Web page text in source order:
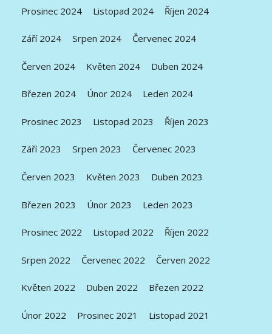
Prosinec 2024 Listopad 2024 Říjen 2024
Září 2024 Srpen 2024 Červenec 2024
Červen 2024 Květen 2024 Duben 2024
Březen 2024 Únor 2024 Leden 2024
Prosinec 2023 Listopad 2023 Říjen 2023
Září 2023 Srpen 2023 Červenec 2023
Červen 2023 Květen 2023 Duben 2023
Březen 2023 Únor 2023 Leden 2023
Prosinec 2022 Listopad 2022 Říjen 2022
Srpen 2022 Červenec 2022 Červen 2022
Květen 2022 Duben 2022 Březen 2022
Únor 2022 Prosinec 2021 Listopad 2021